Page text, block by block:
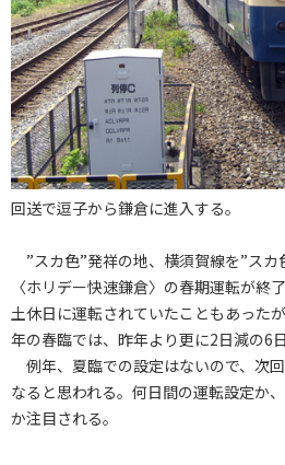
回送で逗子から鎌倉に進入する。
”スカ色”発祥の地、横須賀線を”スカ
〈ホリデー快速鎌倉〉の春期運転が終
土休日に運転されていたこともあった
年の春臨では、昨年より更に2日減の6
例年、夏臨での設定はないので、次
なると思われる。何日間の運転設定か
か注目される。